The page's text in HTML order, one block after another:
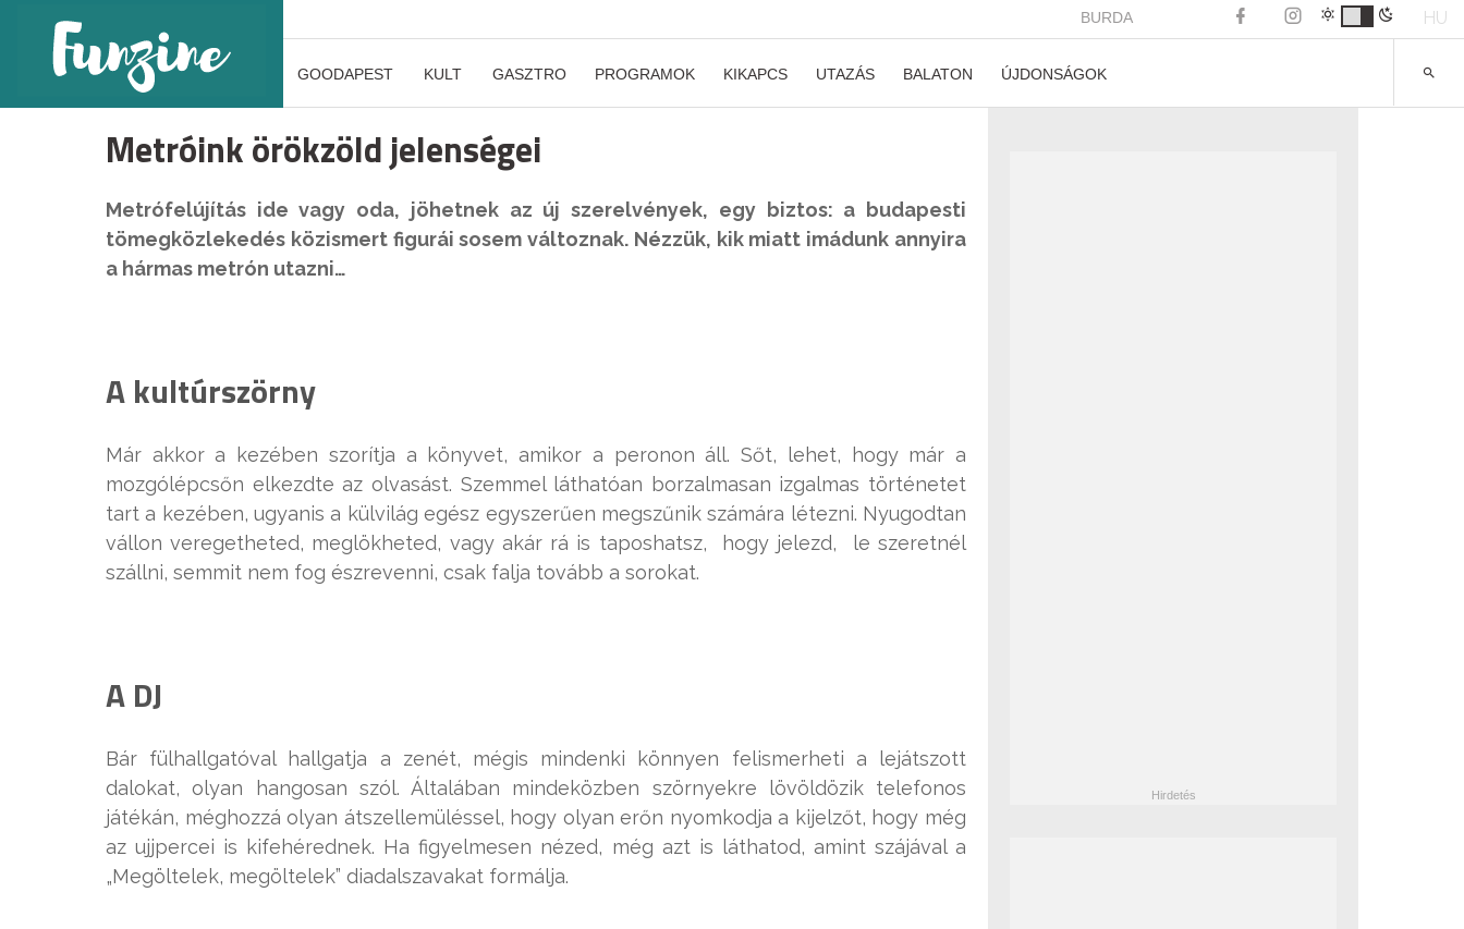
BURDA HU
GOODAPEST KULT GASZTRO PROGRAMOK KIKAPCS UTAZÁS BALATON ÚJDONSÁGOK
Metróink örökzöld jelenségei
Metrófelújítás ide vagy oda, jöhetnek az új szerelvények, egy biztos: a budapesti
tömegközlekedés közismert figurái sosem változnak. Nézzük, kik miatt imádunk annyira
a hármas metrón utazni…
A kultúrszörny
Már akkor a kezében szorítja a könyvet, amikor a peronon áll. Sőt, lehet, hogy már a
mozgólépcsőn elkezdte az olvasást. Szemmel láthatóan borzalmasan izgalmas történetet
tart a kezében, ugyanis a külvilág egész egyszerűen megszűnik számára létezni. Nyugodtan
vállon veregetheted, meglökheted, vagy akár rá is taposhatsz, hogy jelezd, le szeretnél
szállni, semmit nem fog észrevenni, csak falja tovább a sorokat.
A DJ
Bár fülhallgatóval hallgatja a zenét, mégis mindenki könnyen felismerheti a lejátszott
dalokat, olyan hangosan szól. Általában mindeközben szörnyekre lövöldözik telefonos
játékán, méghozzá olyan átszellemüléssel, hogy olyan erőn nyomkodja a kijelzőt, hogy még
az ujjpercei is kifehérednek. Ha figyelmesen nézed, még azt is láthatod, amint szájával a
„Megöltelek, megöltelek” diadalszavakat formálja.